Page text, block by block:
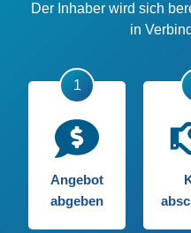
Der Inhaber wird sich
in
Angebot
abgeben